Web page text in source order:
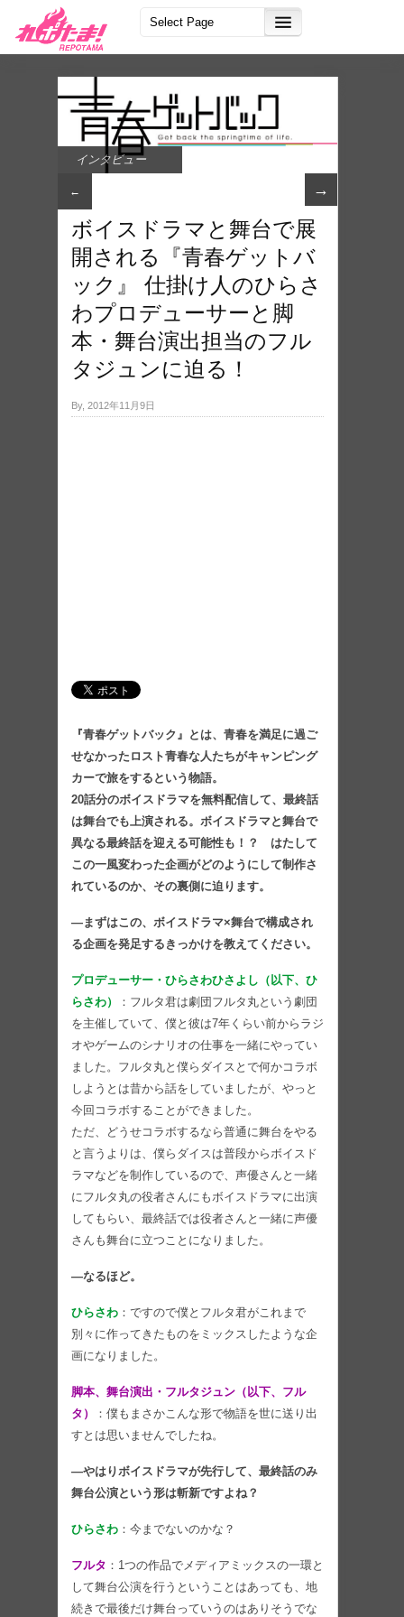
インタビュー
← →
ボイスドラマと舞台で展
開される『青春ゲットバ
ック』 仕掛け人のひらさ
わプロデューサーと脚
本・舞台演出担当のフル
タジュンに迫る！
By, 2012年11月9日
『青春ゲットバック』とは、青春を満足に過ご
せなかったロスト青春な人たちがキャンピング
カーで旅をするという物語。
20話分のボイスドラマを無料配信して、最終話
は舞台でも上演される。ボイスドラマと舞台で
異なる最終話を迎える可能性も！？ はたして
この一風変わった企画がどのようにして制作さ
れているのか、その裏側に迫ります。
―まずはこの、ボイスドラマ×舞台で構成され
る企画を発足するきっかけを教えてください。
プロデューサー・ひらさわひさよし（以下、ひ
らさわ）
：フルタ君は劇団フルタ丸という劇団
を主催していて、僕と彼は7年くらい前からラジ
オやゲームのシナリオの仕事を一緒にやってい
ました。フルタ丸と僕らダイスとで何かコラボ
しようとは昔から話をしていましたが、やっと
今回コラボすることができました。
ただ、どうせコラボするなら普通に舞台をやる
と言うよりは、僕らダイスは普段からボイスド
ラマなどを制作しているので、声優さんと一緒
にフルタ丸の役者さんにもボイスドラマに出演
してもらい、最終話では役者さんと一緒に声優
さんも舞台に立つことになりました。
―なるほど。
ひらさわ ：ですので僕とフルタ君がこれまで
別々に作ってきたものをミックスしたような企
画になりました。
脚本、舞台演出・フルタジュン（以下、フル
タ）
：僕もまさかこんな形で物語を世に送り出
すとは思いませんでしたね。
―やはりボイスドラマが先行して、最終話のみ
舞台公演という形は斬新ですよね？
ひらさわ ：今までないのかな？
フルタ ：1つの作品でメディアミックスの一環と
して舞台公演を行うということはあっても、地
続きで最後だけ舞台っていうのはありそうでな